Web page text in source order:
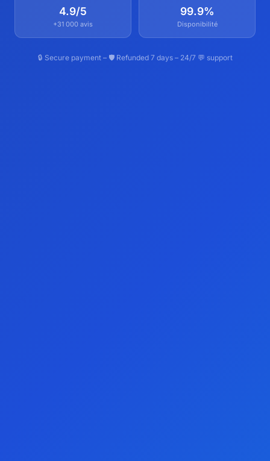
4.9/5
+31 000 avis
99.9%
Disponibilité
🔒 Secure payment – 🛡️ Refunded 7 days – 24/7 💬 support